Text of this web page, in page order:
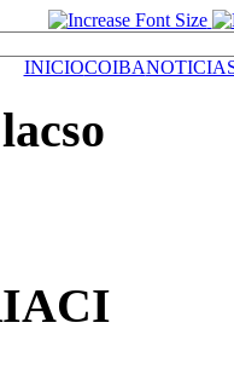
INICIOCOIBA